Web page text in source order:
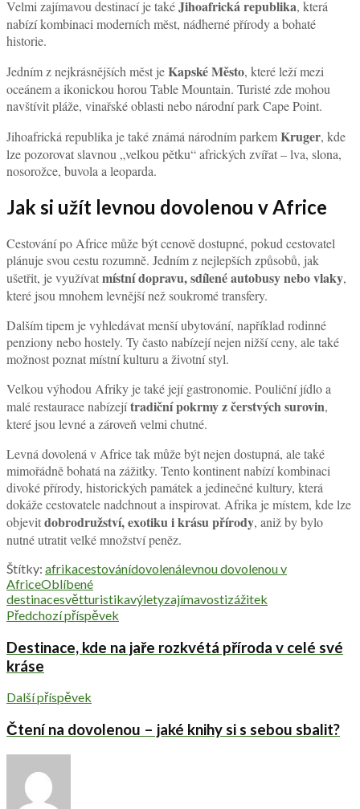
Velmi zajímavou destinací je takéJihoafrická republika, která
nabízí kombinaci moderních měst, nádherné přírody a bohaté
historie.
Jedním z nejkrásnějších měst jeKapské Město, které leží mezi
oceánem a ikonickou horou Table Mountain. Turisté zde mohou
navštívit pláže, vinařské oblasti nebo národní park Cape Point.
Jihoafrická republika je také známá národním parkemKruger, kde
lze pozorovat slavnou „velkou pětku“ afrických zvířat – lva, slona,
nosorožce, buvola a leoparda.
Jak si užít levnou dovolenou v Africe
Cestování po Africe může být cenově dostupné, pokud cestovatel
plánuje svou cestu rozumně. Jedním z nejlepších způsobů, jak
ušetřit, je využívatmístní dopravu, sdílené autobusy nebo vlaky,
které jsou mnohem levnější než soukromé transfery.
Dalším tipem je vyhledávat menší ubytování, například rodinné
penziony nebo hostely. Ty často nabízejí nejen nižší ceny, ale také
možnost poznat místní kulturu a životní styl.
Velkou výhodou Afriky je také její gastronomie. Pouliční jídlo a
malé restaurace nabízejítradiční pokrmy z čerstvých surovin,
které jsou levné a zároveň velmi chutné.
Levná dovolená v Africe tak může být nejen dostupná, ale také
mimořádně bohatá na zážitky. Tento kontinent nabízí kombinaci
divoké přírody, historických památek a jedinečné kultury, která
dokáže cestovatele nadchnout a inspirovat. Afrika je místem, kde lze
objevitdobrodružství, exotiku i krásu přírody, aniž by bylo
nutné utratit velké množství peněz.
Štítky: afrikacestovánídovolenálevnou dovolenou v
AfriceOblíbené
destinacesvětturistikavýletyzajímavostizážitek
Předchozí příspěvek
Destinace, kde na jaře rozkvétá příroda v celé své
kráse
Další příspěvek
Čtení na dovolenou – jaké knihy si s sebou sbalit?